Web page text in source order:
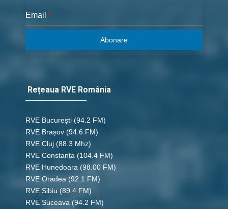
Email *
Abonare
Rețeaua RVE România
RVE București (94.2 FM)
RVE Brașov (94.6 FM)
RVE Cluj (88.3 Mhz)
RVE Constanța (104.4 FM)
RVE Hunedoara (98.00 FM)
RVE Oradea (92.1 FM)
RVE Sibiu (89.4 FM)
RVE Suceava (94.2 FM)